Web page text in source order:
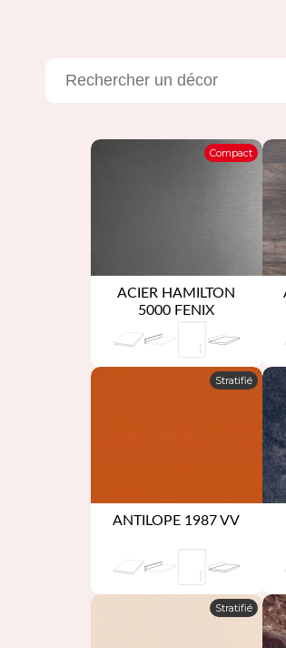
Compact
ACIER HAMILTON
5000 FENIX
Stratifié
ANTILOPE 1987 VV
Stratifié